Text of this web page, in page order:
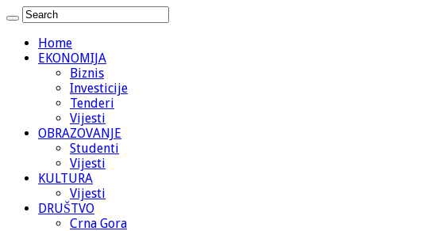
Home
EKONOMIJA
Biznis
Investicije
Tenderi
Vijesti
OBRAZOVANJE
Studenti
Vijesti
KULTURA
Vijesti
DRUŠTVO
Crna Gora